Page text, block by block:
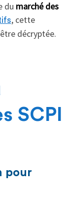
du marché des
, cette
décryptée.
SCPI
pour